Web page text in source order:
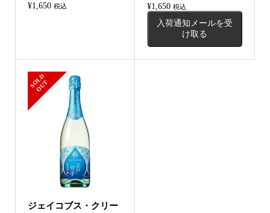
¥1,650 税込 ¥1,650 税込
入荷通知メールを受
け取る
S
O
L
D
O
U
T
ジェイコブス・クリー